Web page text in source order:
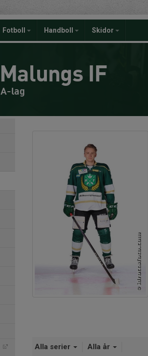
Fotboll Handboll Skidor
Malungs IF
A-lag
Alla serier Alla år